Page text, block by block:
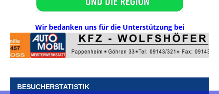
Wir bedanken uns für die Unterstützung bei
BESUCHERSTATISTIK